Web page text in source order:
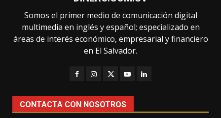
Somos el primer medio de comunicación digital
multimedia en inglés y español; especializado en
áreas de interés económico, empresarial y financiero
en El Salvador.
CONTACTA CON NOSOTROS